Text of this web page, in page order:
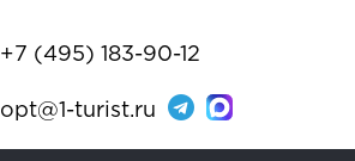
+7 (495) 183-90-12
opt@1-turist.ru